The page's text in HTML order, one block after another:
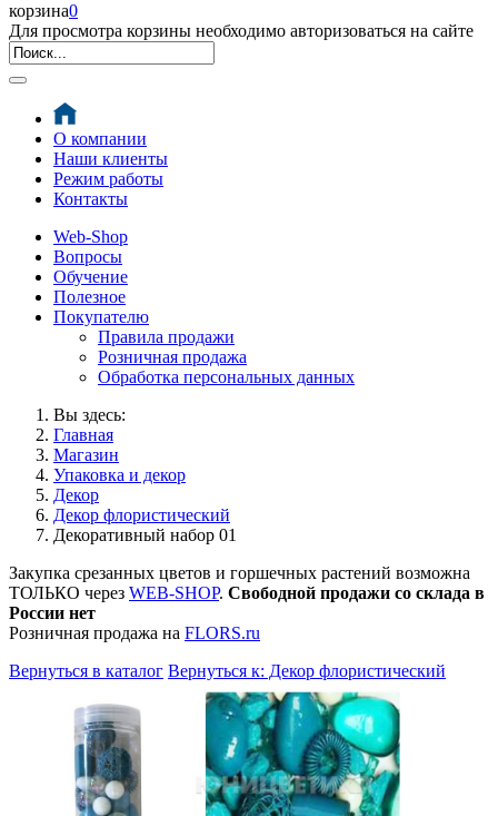
корзина0
Для просмотра корзины необходимо авторизоваться на сайте
О компании
Наши клиенты
Режим работы
Контакты
Web-Shop
Вопросы
Обучение
Полезное
Покупателю
Правила продажи
Розничная продажа
Обработка персональных данных
Вы здесь:
Главная
Магазин
Упаковка и декор
Декор
Декор флористический
Декоративный набор 01
Закупка срезанных цветов и горшечных растений возможна
ТОЛЬКО через WEB-SHOP. Свободной продажи со склада в
России нет
Розничная продажа на FLORS.ru
Вернуться в каталог Вернуться к: Декор флористический